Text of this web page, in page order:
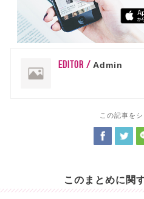
EDITOR / Admin
この記事を
このまとめに関